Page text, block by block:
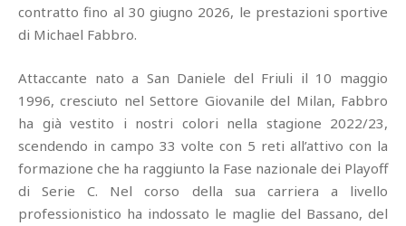
contratto fino al 30 giugno 2026, le prestazioni sportive
di Michael Fabbro.
Attaccante nato a San Daniele del Friuli il 10 maggio
1996, cresciuto nel Settore Giovanile del Milan, Fabbro
ha già vestito i nostri colori nella stagione 2022/23,
scendendo in campo 33 volte con 5 reti all’attivo con la
formazione che ha raggiunto la Fase nazionale dei Playoff
di Serie C. Nel corso della sua carriera a livello
professionistico ha indossato le maglie del Bassano, del